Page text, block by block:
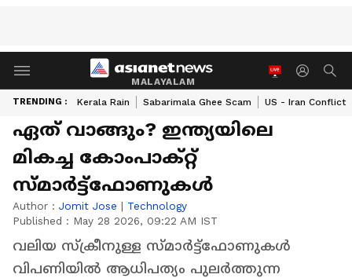
MALAYALAM
TRENDING : Kerala Rain Sabarimala Ghee Scam US - Iran Conflict
ഏത് വാങ്ങും? ഇന്ത്യയിലെ
മികച്ച കോംപാക്റ്റ്
സ്‍മാർട്ട്‌ഫോണുകൾ
Author : Jomit Jose | Technology
Published : May 28 2026, 09:22 AM IST
വലിയ സ്ക്രീനുള്ള സ്‍മാർട്ട്ഫോണുകൾ
വിപണിയിൽ ആധിപത്യം പുലർത്തുന്ന